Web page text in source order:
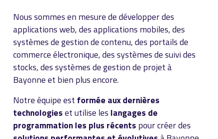
Nous sommes en mesure de développer des
applications web, des applications mobiles, des
systèmes de gestion de contenu, des portails de
commerce électronique, des systèmes de suivi des
stocks, des systèmes de gestion de projet à
Bayonne et bien plus encore.
Notre équipe est formée aux dernières
technologieset utilise les langages de
programmation les plus récents pour créer des